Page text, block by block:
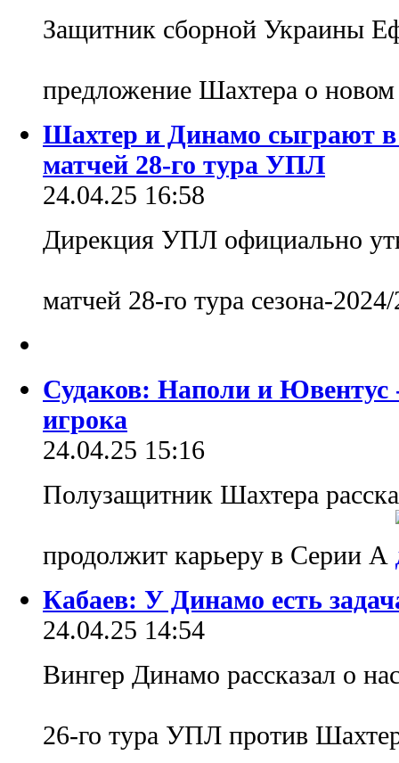
Защитник сборной Украины
предложение Шахтера о
Шахтер и Динамо сыграют в
матчей 28-го тура УПЛ
24.04.25 16:58
Дирекция УПЛ официально
матчей 28-го тура сезона-
Судаков: Наполи и Ювентус
игрока
24.04.25 15:16
Полузащитник Шахтера
продолжит карьеру в Серии А
Кабаев: У Динамо есть
24.04.25 14:54
Вингер Динамо рассказал о
26-го тура УПЛ против